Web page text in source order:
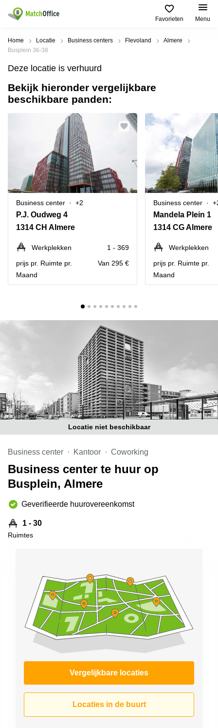
Favorieten Menu
Huren / Verhuren
Productpagina's
Kantoorruimten
Business
Vergaderruimten
Virtueel
Kantoor
Bedrijfsruimte
Populaire
Steden
Alkmaar
Zoom
Amersfoort
Breda
Hengelo
Hilversum
Hoofddorp
Deventer
Populaire
zoekopdrachten
Kantoorruimte
in Breda
Kantoor
huren
Tiel
Kantoor
huren
Reeuwijk
Business
Arnhem
Coworking
space
Breda
Coworking
in Arnhem
Coworking
Hilversum
Coworking
space
Zwolle
Kantoor
Hengelo
Bedrijfsruimte
Huren in
Nijmegen
Help
Over ons
Voeg je kantoorruimte toe
Log in
Home Locatie Business centers Flevoland
Almere
Busplein 36-38
Deze locatie is verhuurd
Bekijk hieronder vergelijkbare
beschikbare panden:
Business center +2
P.J. Oudweg 4
1314 CH Almere
Werkplekken
1 - 369
prijs pr. Ruimte pr.
Maand
Van 295 €
Business center
Mandela Plein 1
1314 CG Almere
Werkplekken
prijs pr. Ruimte pr.
Maand
Locatie niet beschikbaar
Business center Kantoor Coworking
Business center te huur op
Busplein, Almere
Geverifieerde huurovereenkomst
1 - 30
Ruimtes
Vergelijkbare locaties
Locaties in de buurt